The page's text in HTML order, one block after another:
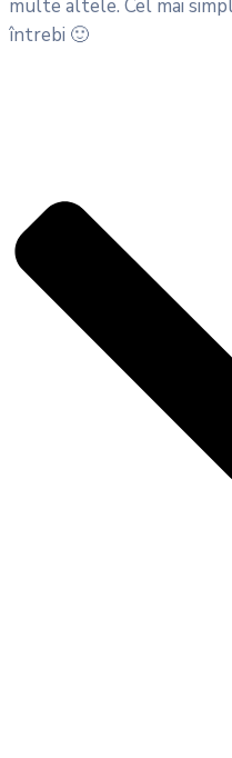
multe altele. Cel mai
întrebi 🙂